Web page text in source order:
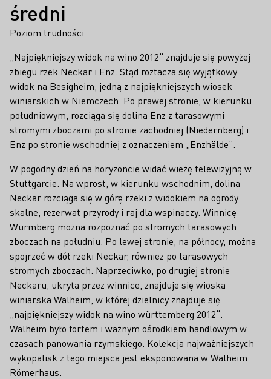
średni
Poziom trudności
„Najpiękniejszy widok na wino 2012“ znajduje się powyżej
zbiegu rzek Neckar i Enz. Stąd roztacza się wyjątkowy
widok na Besigheim, jedną z najpiękniejszych wiosek
winiarskich w Niemczech. Po prawej stronie, w kierunku
południowym, rozciąga się dolina Enz z tarasowymi
stromymi zboczami po stronie zachodniej (Niedernberg) i
Enz po stronie wschodniej z oznaczeniem „Enzhälde“.
W pogodny dzień na horyzoncie widać wieżę telewizyjną w
Stuttgarcie. Na wprost, w kierunku wschodnim, dolina
Neckar rozciąga się w górę rzeki z widokiem na ogrody
skalne, rezerwat przyrody i raj dla wspinaczy. Winnicę
Wurmberg można rozpoznać po stromych tarasowych
zboczach na południu. Po lewej stronie, na północy, można
spojrzeć w dół rzeki Neckar, również po tarasowych
stromych zboczach. Naprzeciwko, po drugiej stronie
Neckaru, ukryta przez winnice, znajduje się wioska
winiarska Walheim, w której dzielnicy znajduje się
„najpiękniejszy widok na wino württemberg 2012“.
Walheim było fortem i ważnym ośrodkiem handlowym w
czasach panowania rzymskiego. Kolekcja najważniejszych
wykopalisk z tego miejsca jest eksponowana w Walheim
Römerhaus.